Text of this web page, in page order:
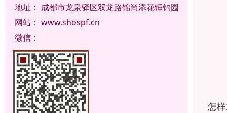
地址： 成都市龙泉驿区双龙路锦尚添花锤钓园
网站： www.shospf.cn
微信：
怎